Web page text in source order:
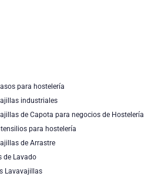
para hostelería
industriales
de Capota para negocios de Hostelería
para hostelería
de Arrastre
de Lavado
Lavavajillas